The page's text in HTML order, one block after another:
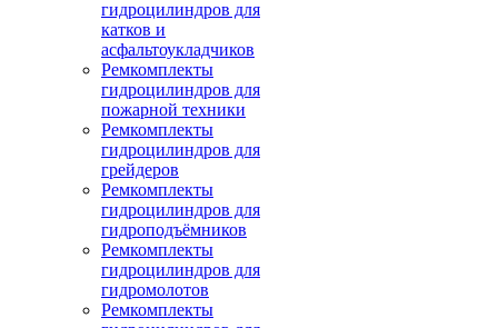
гидроцилиндров для
катков и
асфальтоукладчиков
Ремкомплекты
гидроцилиндров для
пожарной техники
Ремкомплекты
гидроцилиндров для
грейдеров
Ремкомплекты
гидроцилиндров для
гидроподъёмников
Ремкомплекты
гидроцилиндров для
гидромолотов
Ремкомплекты